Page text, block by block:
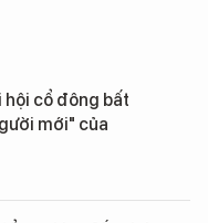
hội cổ đông bất
mới" của